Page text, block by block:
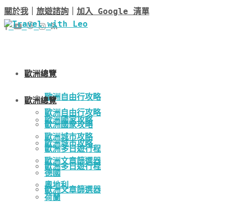
關於我 旅遊諮詢 加入 Google 清單
歐洲總覽
歐洲自由行攻略
歐洲國家攻略
歐洲城市攻略
歐洲多日遊行程
歐洲文章篩選器
歐洲總覽
歐洲自由行攻略
歐洲國家攻略
歐洲城市攻略
歐洲多日遊行程
歐洲文章篩選器
德國
奧地利
荷蘭